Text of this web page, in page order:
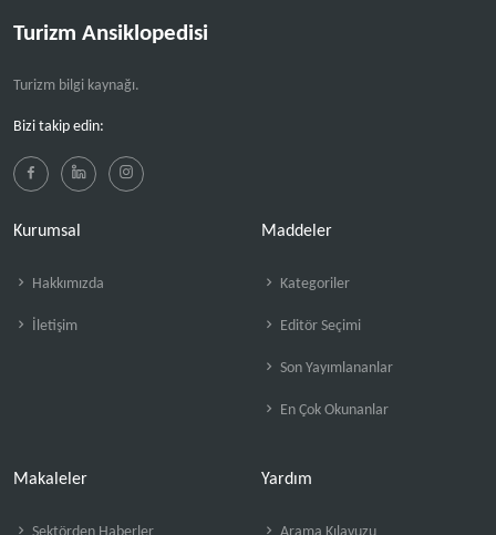
Turizm Ansiklopedisi
Turizm bilgi kaynağı.
Bizi takip edin:
Kurumsal
Hakkımızda
İletişim
Maddeler
Kategoriler
Editör Seçimi
Son Yayımlananlar
En Çok Okunanlar
Makaleler Yardım